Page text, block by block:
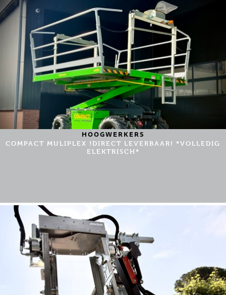
HOOGWERKERS
COMPACT MULIPLEX !DIRECT LEVERBAAR! *VOLLEDIG
ELEKTRISCH*